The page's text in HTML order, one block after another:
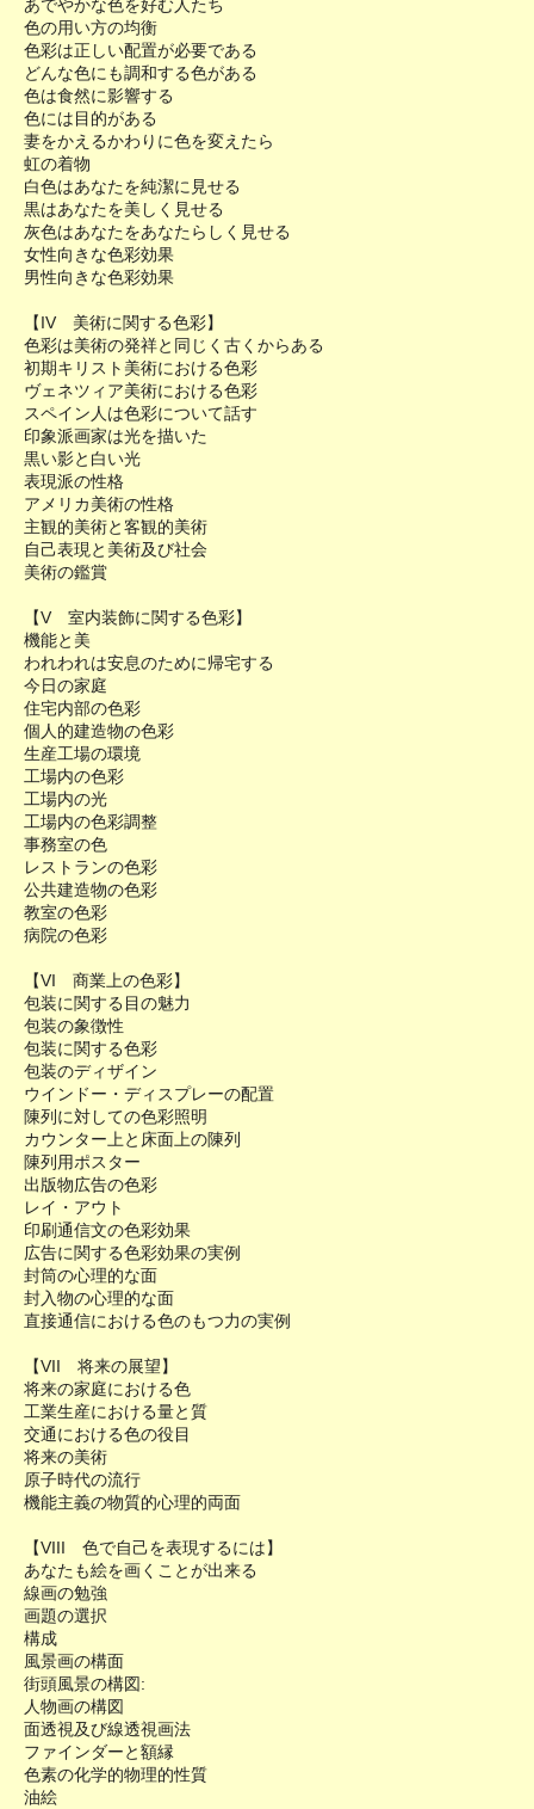
あでやかな色を好む人たち
色の用い方の均衡
色彩は正しい配置が必要である
どんな色にも調和する色がある
色は食然に影響する
色には目的がある
妻をかえるかわりに色を変えたら
虹の着物
白色はあなたを純潔に見せる
黒はあなたを美しく見せる
灰色はあなたをあなたらしく見せる
女性向きな色彩効果
男性向きな色彩効果
【IV 美術に関する色彩】
色彩は美術の発祥と同じく古くからある
初期キリスト美術における色彩
ヴェネツィア美術における色彩
スペイン人は色彩について話す
印象派画家は光を描いた
黒い影と白い光
表現派の性格
アメリカ美術の性格
主観的美術と客観的美術
自己表現と美術及び社会
美術の鑑賞
【V 室内装飾に関する色彩】
機能と美
われわれは安息のために帰宅する
今日の家庭
住宅内部の色彩
個人的建造物の色彩
生産工場の環境
工場内の色彩
工場内の光
工場内の色彩調整
事務室の色
レストランの色彩
公共建造物の色彩
教室の色彩
病院の色彩
【VI 商業上の色彩】
包装に関する目の魅力
包装の象徴性
包装に関する色彩
包装のディザイン
ウインドー・ディスプレーの配置
陳列に対しての色彩照明
カウンター上と床面上の陳列
陳列用ポスター
出版物広告の色彩
レイ・アウト
印刷通信文の色彩効果
広告に関する色彩効果の実例
封筒の心理的な面
封入物の心理的な面
直接通信における色のもつ力の実例
【VII 将来の展望】
将来の家庭における色
工業生産における量と質
交通における色の役目
将来の美術
原子時代の流行
機能主義の物質的心理的両面
【VIII 色で自己を表現するには】
あなたも絵を画くことが出来る
線画の勉強
画題の選択
構成
風景画の構面
街頭風景の構図:
人物画の構図
面透視及び線透視画法
ファインダーと額縁
色素の化学的物理的性質
油絵